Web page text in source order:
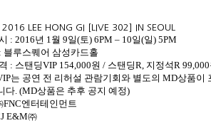
2016 LEE HONG GI [LIVE 302] IN SEOUL
: 2016년 1월 9일(토) 6PM – 10일(일) 5PM
: 블루스퀘어 삼성카드홀
: 스탠딩VIP 154,000원 / 스탠딩R, 지정석R 99,000
는 공연 전 리허설 관람기회와 별도의 MD상품
다. (MD상품은 추후 공지 예정)
FNC엔터테인먼트
E&M㈜